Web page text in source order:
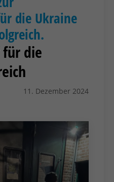
die Ukraine
die
11. Dezember 2024